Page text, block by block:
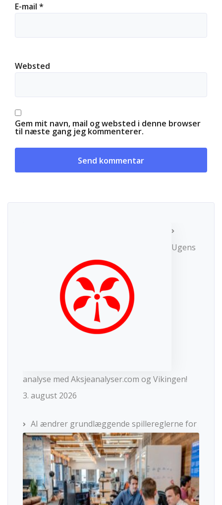
E-mail *
Websted
Gem mit navn, mail og websted i denne browser
til næste gang jeg kommenterer.
Ugens
analyse med Aksjeanalyser.com og Vikingen!
3. august 2026
AI ændrer grundlæggende spillereglerne for